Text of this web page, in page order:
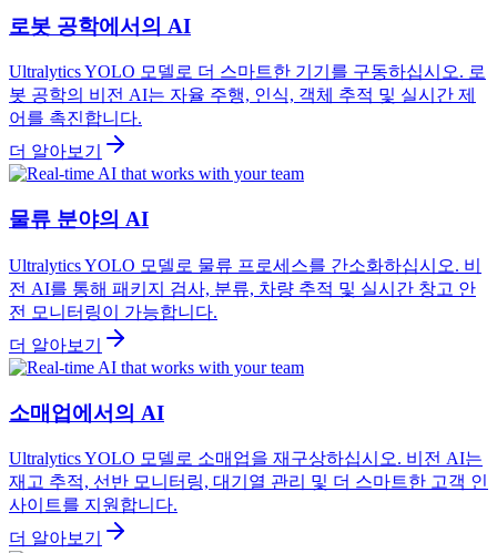
로봇 공학에서의 AI
Ultralytics YOLO 모델로 더 스마트한 기기를 구동하십시오. 로
봇 공학의 비전 AI는 자율 주행, 인식, 객체 추적 및 실시간 제
어를 촉진합니다.
더 알아보기
물류 분야의 AI
Ultralytics YOLO 모델로 물류 프로세스를 간소화하십시오. 비
전 AI를 통해 패키지 검사, 분류, 차량 추적 및 실시간 창고 안
전 모니터링이 가능합니다.
더 알아보기
소매업에서의 AI
Ultralytics YOLO 모델로 소매업을 재구상하십시오. 비전 AI는
재고 추적, 선반 모니터링, 대기열 관리 및 더 스마트한 고객 인
사이트를 지원합니다.
더 알아보기